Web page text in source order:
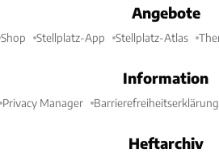
Angebote
Shop Stellplatz-App Stellplatz-Atlas
Information
Privacy Manager Barrierefreiheitserklärung
Heftarchiv